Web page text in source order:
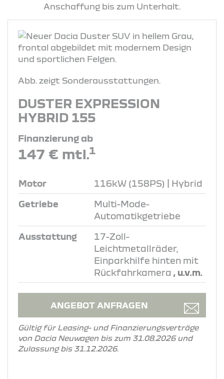
Anschaffung bis zum Unterhalt.
Abb. zeigt Sonderausstattungen.
DUSTER EXPRESSION
HYBRID 155
Finanzierung ab
147 € mtl.1
Motor 116kW (158PS) | Hybrid
Getriebe
Multi-Mode-
Automatikgetriebe
Ausstattung
17-Zoll-
Leichtmetallräder,
Einparkhilfe hinten mit
Rückfahrkamera , u.v.m.
ANGEBOT ANFRAGEN
Gültig für Leasing- und Finanzierungsverträge
von Dacia Neuwagen bis zum 31.08.2026 und
Zulassung bis 31.12.2026.